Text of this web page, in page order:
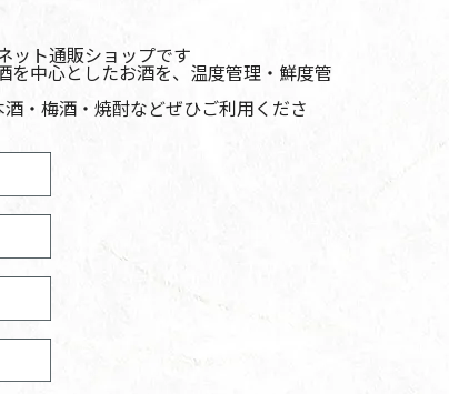
ット通販ショップです
中心としたお酒を、温度管理・鮮度管
・梅酒・焼酎などぜひご利用くださ